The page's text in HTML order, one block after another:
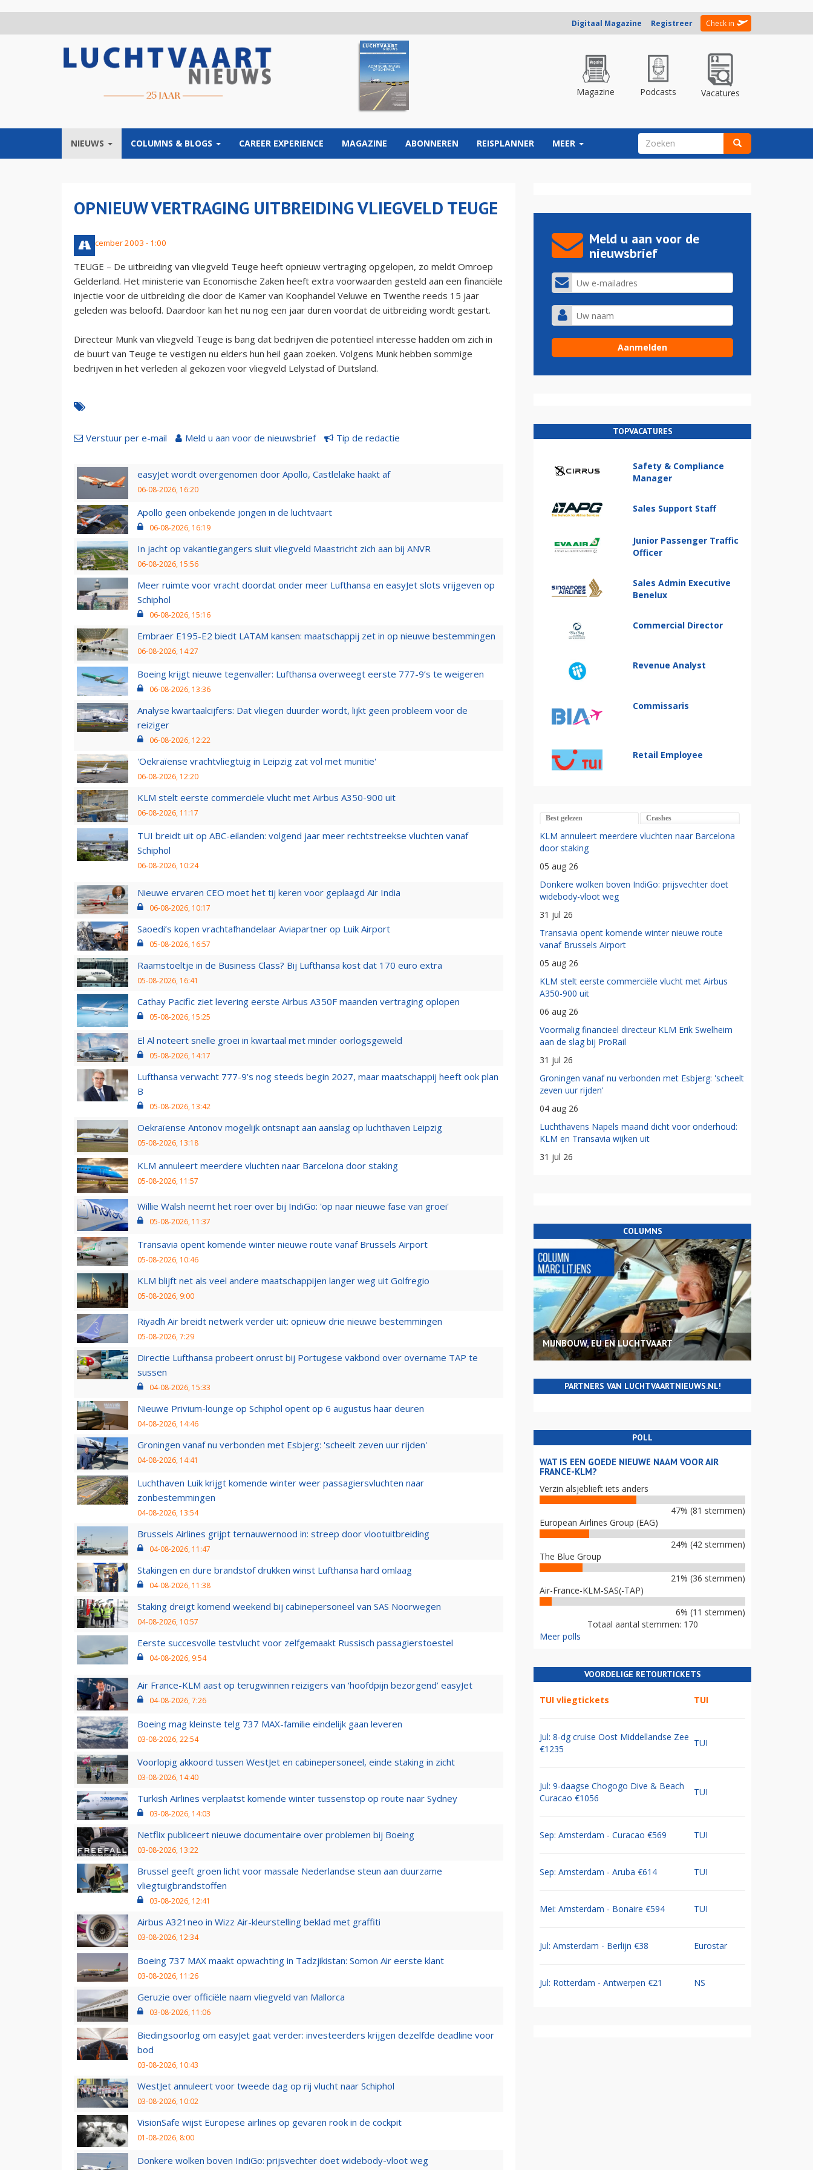
Digitaal Magazine Registreer Check in
Magazine Podcasts Vacatures
NIEUWS COLUMNS & BLOGS CAREER EXPERIENCE MAGAZINE ABONNEREN REISPLANNER MEER ZOEKVELD
OPNIEUW VERTRAGING UITBREIDING VLIEGVELD TEUGE
23 december 2003 - 1:00
TEUGE – De uitbreiding van vliegveld Teuge heeft opnieuw vertraging opgelopen, zo meldt Omroep
Gelderland. Het ministerie van Economische Zaken heeft extra voorwaarden gesteld aan een financiële
injectie voor de uitbreiding die door de Kamer van Koophandel Veluwe en Twenthe reeds 15 jaar
geleden was beloofd. Daardoor kan het nu nog een jaar duren voordat de uitbreiding wordt gestart.
Directeur Munk van vliegveld Teuge is bang dat bedrijven die potentieel interesse hadden om zich in
de buurt van Teuge te vestigen nu elders hun heil gaan zoeken. Volgens Munk hebben sommige
bedrijven in het verleden al gekozen voor vliegveld Lelystad of Duitsland.
Verstuur per e-mail Meld u aan voor de nieuwsbrief Tip de redactie
easyJet wordt overgenomen door Apollo, Castlelake haakt af
06-08-2026, 16:20
Apollo geen onbekende jongen in de luchtvaart
06-08-2026, 16:19
In jacht op vakantiegangers sluit vliegveld Maastricht zich aan bij ANVR
06-08-2026, 15:56
Meer ruimte voor vracht doordat onder meer Lufthansa en easyJet slots vrijgeven op
Schiphol
06-08-2026, 15:16
Embraer E195-E2 biedt LATAM kansen: maatschappij zet in op nieuwe bestemmingen
06-08-2026, 14:27
Boeing krijgt nieuwe tegenvaller: Lufthansa overweegt eerste 777-9’s te weigeren
06-08-2026, 13:36
Analyse kwartaalcijfers: Dat vliegen duurder wordt, lijkt geen probleem voor de
reiziger
06-08-2026, 12:22
'Oekraïense vrachtvliegtuig in Leipzig zat vol met munitie'
06-08-2026, 12:20
KLM stelt eerste commerciële vlucht met Airbus A350-900 uit
06-08-2026, 11:17
TUI breidt uit op ABC-eilanden: volgend jaar meer rechtstreekse vluchten vanaf
Schiphol
06-08-2026, 10:24
Nieuwe ervaren CEO moet het tij keren voor geplaagd Air India
06-08-2026, 10:17
Saoedi’s kopen vrachtafhandelaar Aviapartner op Luik Airport
05-08-2026, 16:57
Raamstoeltje in de Business Class? Bij Lufthansa kost dat 170 euro extra
05-08-2026, 16:41
Cathay Pacific ziet levering eerste Airbus A350F maanden vertraging oplopen
05-08-2026, 15:25
El Al noteert snelle groei in kwartaal met minder oorlogsgeweld
05-08-2026, 14:17
Lufthansa verwacht 777-9’s nog steeds begin 2027, maar maatschappij heeft ook plan
B
05-08-2026, 13:42
Oekraïense Antonov mogelijk ontsnapt aan aanslag op luchthaven Leipzig
05-08-2026, 13:18
KLM annuleert meerdere vluchten naar Barcelona door staking
05-08-2026, 11:57
Willie Walsh neemt het roer over bij IndiGo: 'op naar nieuwe fase van groei'
05-08-2026, 11:37
Transavia opent komende winter nieuwe route vanaf Brussels Airport
05-08-2026, 10:46
KLM blijft net als veel andere maatschappijen langer weg uit Golfregio
05-08-2026, 9:00
Riyadh Air breidt netwerk verder uit: opnieuw drie nieuwe bestemmingen
05-08-2026, 7:29
Directie Lufthansa probeert onrust bij Portugese vakbond over overname TAP te
sussen
04-08-2026, 15:33
Nieuwe Privium-lounge op Schiphol opent op 6 augustus haar deuren
04-08-2026, 14:46
Groningen vanaf nu verbonden met Esbjerg: 'scheelt zeven uur rijden'
04-08-2026, 14:41
Luchthaven Luik krijgt komende winter weer passagiersvluchten naar
zonbestemmingen
04-08-2026, 13:54
Brussels Airlines grijpt ternauwernood in: streep door vlootuitbreiding
04-08-2026, 11:47
Stakingen en dure brandstof drukken winst Lufthansa hard omlaag
04-08-2026, 11:38
Staking dreigt komend weekend bij cabinepersoneel van SAS Noorwegen
04-08-2026, 10:57
Eerste succesvolle testvlucht voor zelfgemaakt Russisch passagierstoestel
04-08-2026, 9:54
Air France-KLM aast op terugwinnen reizigers van ‘hoofdpijn bezorgend’ easyJet
04-08-2026, 7:26
Boeing mag kleinste telg 737 MAX-familie eindelijk gaan leveren
03-08-2026, 22:54
Voorlopig akkoord tussen WestJet en cabinepersoneel, einde staking in zicht
03-08-2026, 14:40
Turkish Airlines verplaatst komende winter tussenstop op route naar Sydney
03-08-2026, 14:03
Netflix publiceert nieuwe documentaire over problemen bij Boeing
03-08-2026, 13:22
Brussel geeft groen licht voor massale Nederlandse steun aan duurzame
vliegtuigbrandstoffen
03-08-2026, 12:41
Airbus A321neo in Wizz Air-kleurstelling beklad met graffiti
03-08-2026, 12:34
Boeing 737 MAX maakt opwachting in Tadzjikistan: Somon Air eerste klant
03-08-2026, 11:26
Geruzie over officiële naam vliegveld van Mallorca
03-08-2026, 11:06
Biedingsoorlog om easyJet gaat verder: investeerders krijgen dezelfde deadline voor
bod
03-08-2026, 10:43
WestJet annuleert voor tweede dag op rij vlucht naar Schiphol
03-08-2026, 10:02
VisionSafe wijst Europese airlines op gevaren rook in de cockpit
01-08-2026, 8:00
Donkere wolken boven IndiGo: prijsvechter doet widebody-vloot weg
Meld u aan voor de
nieuwsbrief
TOPVACATURES
Safety & Compliance
Manager
Sales Support Staff
Junior Passenger Traffic
Officer
Sales Admin Executive
Benelux
Commercial Director
Revenue Analyst
Commissaris
Retail Employee
Best gelezen Crashes
KLM annuleert meerdere vluchten naar Barcelona
door staking
05 aug 26
Donkere wolken boven IndiGo: prijsvechter doet
widebody-vloot weg
31 jul 26
Transavia opent komende winter nieuwe route
vanaf Brussels Airport
05 aug 26
KLM stelt eerste commerciële vlucht met Airbus
A350-900 uit
06 aug 26
Voormalig financieel directeur KLM Erik Swelheim
aan de slag bij ProRail
31 jul 26
Groningen vanaf nu verbonden met Esbjerg: 'scheelt
zeven uur rijden'
04 aug 26
Luchthavens Napels maand dicht voor onderhoud:
KLM en Transavia wijken uit
31 jul 26
COLUMNS
MIJNBOUW, EU EN LUCHTVAART
PARTNERS VAN LUCHTVAARTNIEUWS.NL!
POLL
WAT IS EEN GOEDE NIEUWE NAAM VOOR AIR
FRANCE-KLM?
Verzin alsjeblieft iets anders
47% (81 stemmen)
European Airlines Group (EAG)
24% (42 stemmen)
The Blue Group
21% (36 stemmen)
Air-France-KLM-SAS(-TAP)
6% (11 stemmen)
Totaal aantal stemmen: 170
Meer polls
VOORDELIGE RETOURTICKETS
TUI vliegtickets TUI
Jul: 8-dg cruise Oost Middellandse Zee
€1235
TUI
Jul: 9-daagse Chogogo Dive & Beach
Curacao €1056
TUI
Sep: Amsterdam - Curacao €569 TUI
Sep: Amsterdam - Aruba €614 TUI
Mei: Amsterdam - Bonaire €594 TUI
Jul: Amsterdam - Berlijn €38 Eurostar
Jul: Rotterdam - Antwerpen €21 NS